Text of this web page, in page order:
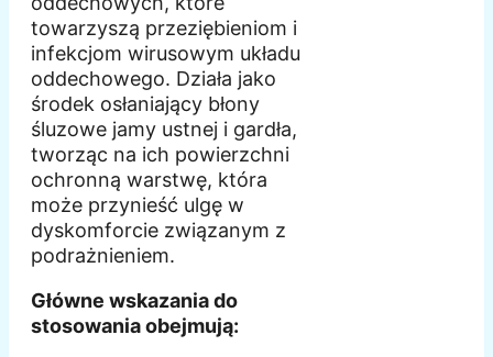
towarzyszą przeziębieniom i
infekcjom wirusowym układu
oddechowego. Działa jako
środek osłaniający błony
śluzowe jamy ustnej i gardła,
tworząc na ich powierzchni
ochronną warstwę, która
może przynieść ulgę w
dyskomforcie związanym z
podrażnieniem.
Główne wskazania do
stosowania obejmują: